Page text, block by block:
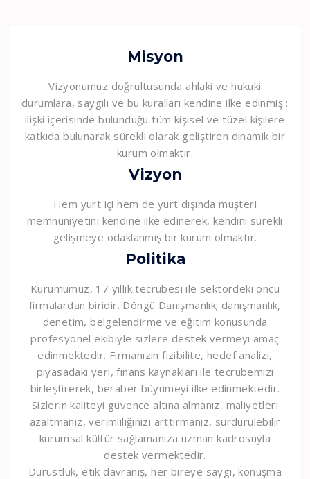
Misyon
Vizyonumuz doğrultusunda ahlaki ve hukuki
durumlara, saygılı ve bu kuralları kendine ilke edinmiş ;
ilişki içerisinde bulunduğu tüm kişisel ve tüzel kişilere
katkıda bulunarak sürekli olarak geliştiren dinamik bir
kurum olmaktır.
Vizyon
Hem yurt içi hem de yurt dışında müşteri
memnuniyetini kendine ilke edinerek, kendini sürekli
gelişmeye odaklanmış bir kurum olmaktır.
Politika
Kurumumuz, 17 yıllık tecrübesi ile sektördeki öncü
firmalardan biridir. Döngü Danışmanlık; danışmanlık,
denetim, belgelendirme ve eğitim konusunda
profesyonel ekibiyle sizlere destek vermeyi amaç
edinmektedir. Firmanızın fizibilite, hedef analizi,
piyasadaki yeri, finans kaynakları ile tecrübemizi
birleştirerek, beraber büyümeyi ilke edinmektedir.
Sizlerin kaliteyi güvence altına almanız, maliyetleri
azaltmanız, verimliliğinizi arttırmanız, sürdürülebilir
kurumsal kültür sağlamanıza uzman kadrosuyla
destek vermektedir.
Dürüstlük, etik davranış, her bireye saygı, konuşma